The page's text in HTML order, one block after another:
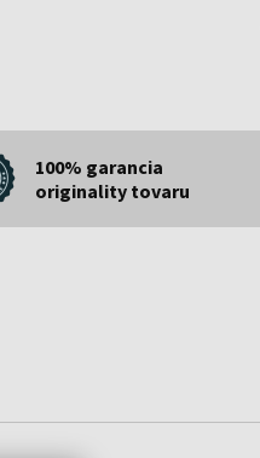
100% garancia
originality tovaru